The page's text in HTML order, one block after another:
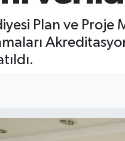
Plan ve Proje